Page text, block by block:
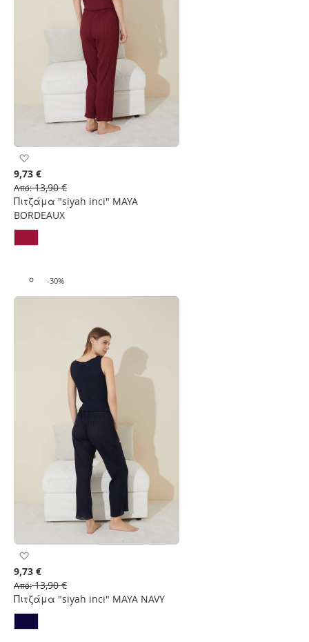
στη
Λίστα
Επιθυμιών
Πιτζάμα "siyah inci" MAYA
BORDEAUX
9,73 €
Από 13,90 €
-30%
στη
Λίστα
Επιθυμιών
Πιτζάμα "siyah inci" MAYA NAVY
9,73 €
Από 13,90 €